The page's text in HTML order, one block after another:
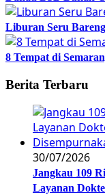
Liburan Seru
8 Tempat di
Berita Terbaru
30/07/2026
Jangkau 109
Layanan